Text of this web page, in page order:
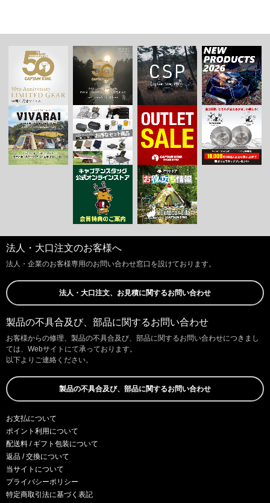
法人・大口注文のお客様へ
法人・企業のお客様専用のお問い合わせ窓口を設けております。
法人・大口注文、お見積に関するお問い合わせ
製品の不具合及び、部品に関するお問い合わせ
お客様からの修理、製品の不具合及び、部品に関するお問い合わせにつきまし
ては、Webサイトにて承っております。
以下よりご連絡ください。
製品の不具合及び、部品に関するお問い合わせ
お支払について
ポイント利用について
配送料 / ギフト包装について
返品 / 交換について
当サイトについて
プライバシーポリシー
特定商取引法に基づく表記